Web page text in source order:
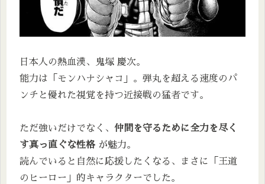
日本人の熱血漢、鬼塚 慶次。
能力は「モンハナシャコ」。弾丸を超える速度のパ
ンチと優れた視覚を持つ近接戦の猛者です。
ただ強いだけでなく、 仲間を守るために全力を尽く
す真っ直ぐな性格 が魅力。
読んでいると自然に応援したくなる、まさに「王道
のヒーロー」的キャラクターでした。